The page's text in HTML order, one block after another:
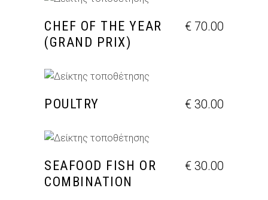
ΠΡΟΣΘΉΚΗ ΣΤΟ ΚΑΛΆΘΙ
CHEF OF THE YEAR
(GRAND PRIX)
€ 70.00
ΠΡΟΣΘΉΚΗ ΣΤΟ ΚΑΛΆΘΙ
POULTRY € 30.00
ΠΡΟΣΘΉΚΗ ΣΤΟ ΚΑΛΆΘΙ
SEAFOOD FISH OR
COMBINATION
€ 30.00